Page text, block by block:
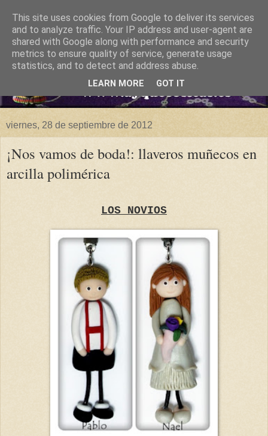
viernes, 28 de septiembre de 2012
¡Nos vamos de boda!: llaveros muñecos en
arcilla polimérica
LOS NOVIOS
This site uses cookies from Google to deliver its services
and to analyze traffic. Your IP address and user-agent are
shared with Google along with performance and security
metrics to ensure quality of service, generate usage
statistics, and to detect and address abuse.
LEARN MORE GOT IT